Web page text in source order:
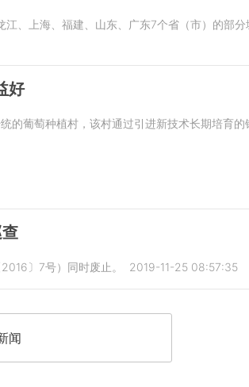
、上海、福建、山东、广东7个省（市）的部
好
的葡萄种植村，该村通过引进新技术长期培育
〕7号）同时废止。 2019-11-25 08:57:35
闻